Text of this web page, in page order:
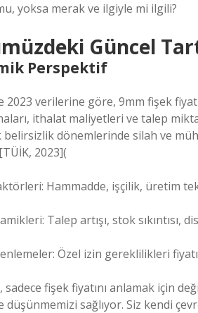
yoksa merak ve ilgiyle mi ilgili?
Güncel
Perspektif
2023 verilerine göre, 9mm fişek
ithalat maliyetleri ve talep
dönemlerinde silah ve
2023](
Hammadde, işçilik, üretim
Talep artışı, stok sıkıntısı,
Özel izin gereklilikleri
sadece fişek fiyatını anlamak için
düşünmemizi sağlıyor. Siz kendi